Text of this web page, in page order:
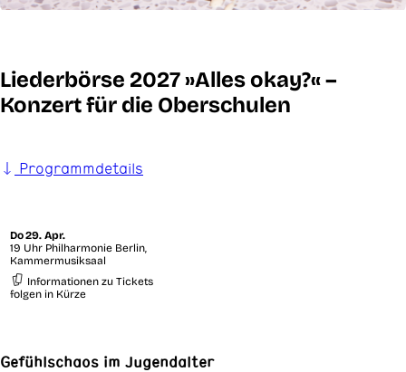
Liederbörse 2027 »Alles okay?« –
Konzert für die Oberschulen
Programmdetails
Do29. Apr.
19 Uhr Philharmonie Berlin,
Kammermusiksaal
Informationen zu Tickets
folgen in Kürze
Gefühlschaos im Jugendalter